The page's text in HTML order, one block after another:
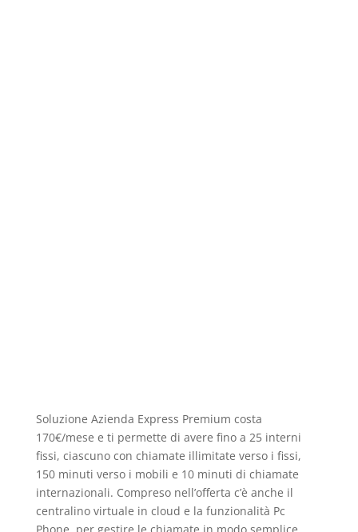
Soluzione Azienda Express Premium costa
170€/mese e ti permette di avere fino a 25 interni
fissi, ciascuno con chiamate illimitate verso i fissi,
150 minuti verso i mobili e 10 minuti di chiamate
internazionali. Compreso nell’offerta c’è anche il
centralino virtuale in cloud e la funzionalità Pc